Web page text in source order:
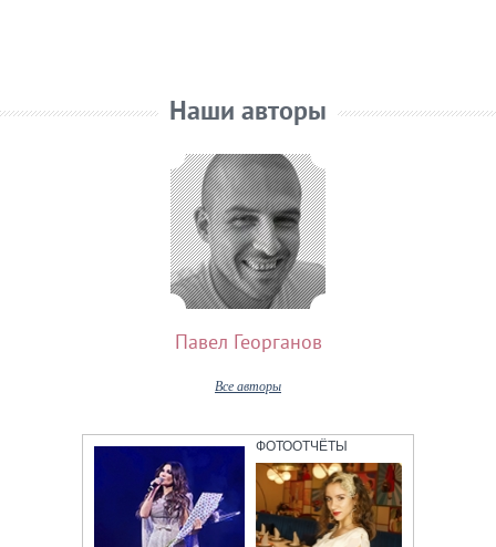
Наши авторы
Павел Георганов
Все авторы
ФОТООТЧЁТЫ